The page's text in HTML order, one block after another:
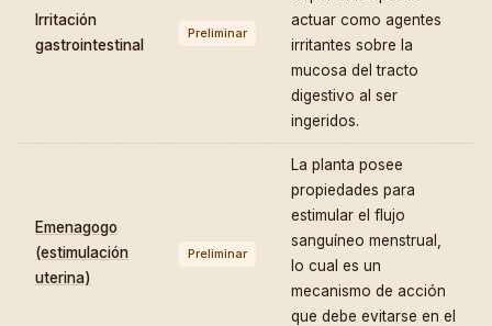
Irritación
gastrointestinal
Preliminar
actuar como agentes
irritantes sobre la
mucosa del tracto
digestivo al ser
ingeridos.
Emenagogo
(estimulación
uterina)
Preliminar
La planta posee
propiedades para
estimular el flujo
sanguíneo menstrual,
lo cual es un
mecanismo de acción
que debe evitarse en el